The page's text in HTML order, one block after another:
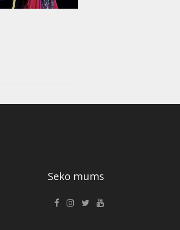
Seko mums